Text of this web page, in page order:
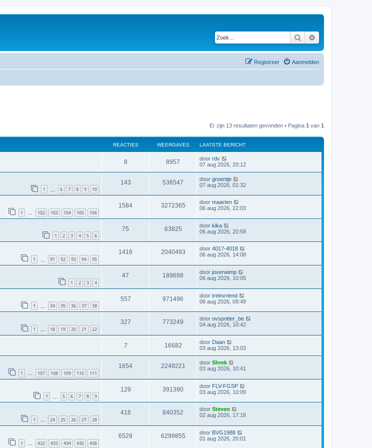
Zoek
Aanmelden
Registreer
Er zijn 13 resultaten gevonden • Pagina 1 van 1
REACTIES WEERGAVES LAATSTE BERICHT
8 8957 door rdv
07 aug 2026, 20:12
1 6 7 8 9 10
143 536547 door groentje
07 aug 2026, 01:32
1 … 102 103 104 105 106
1584 3272365 door maarten
06 aug 2026, 22:03
1 2 3 4 5 6
75 63825 door kika
06 aug 2026, 20:58
1 91 92 93 94 95
1416 2040493 door 4017-4018
06 aug 2026, 14:08
1 2 3 4
47 189698 door joverwimp
06 aug 2026, 10:05
1 34 35 36 37 38
557 971496 door treinvriend
06 aug 2026, 09:49
1 … 18 19 20 21 22
327 773249 door ovspotter_be
04 aug 2026, 10:42
7 16682 door Daan
03 aug 2026, 13:03
1 … 107 108 109 110 111
1654 2249221 door Shrek
03 aug 2026, 10:41
1 5 6 7 8 9
129 391390 door FLV-FGSP
03 aug 2026, 10:09
1 … 24 25 26 27 28
416 840352 door Steven
02 aug 2026, 17:18
1 … 432 433 434 435 436
6529 6299855 door BVG1988
01 aug 2026, 20:01